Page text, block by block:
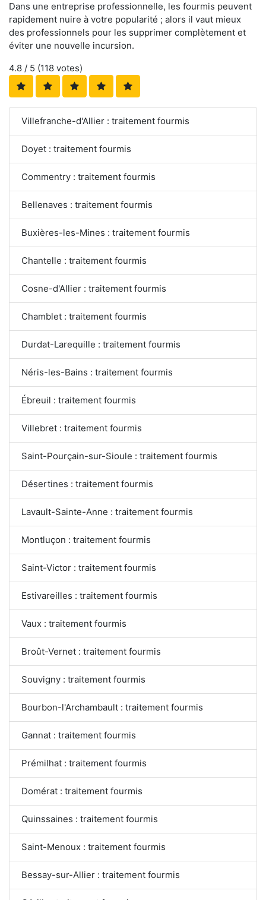
Dans une entreprise professionnelle, les fourmis peuvent
rapidement nuire à votre popularité ; alors il vaut mieux
des professionnels pour les supprimer complètement et
éviter une nouvelle incursion.
4.8 / 5 (118 votes)
Villefranche-d'Allier : traitement fourmis
Doyet : traitement fourmis
Commentry : traitement fourmis
Bellenaves : traitement fourmis
Buxières-les-Mines : traitement fourmis
Chantelle : traitement fourmis
Cosne-d'Allier : traitement fourmis
Chamblet : traitement fourmis
Durdat-Larequille : traitement fourmis
Néris-les-Bains : traitement fourmis
Ébreuil : traitement fourmis
Villebret : traitement fourmis
Saint-Pourçain-sur-Sioule : traitement fourmis
Désertines : traitement fourmis
Lavault-Sainte-Anne : traitement fourmis
Montluçon : traitement fourmis
Saint-Victor : traitement fourmis
Estivareilles : traitement fourmis
Vaux : traitement fourmis
Broût-Vernet : traitement fourmis
Souvigny : traitement fourmis
Bourbon-l'Archambault : traitement fourmis
Gannat : traitement fourmis
Prémilhat : traitement fourmis
Domérat : traitement fourmis
Quinssaines : traitement fourmis
Saint-Menoux : traitement fourmis
Bessay-sur-Allier : traitement fourmis